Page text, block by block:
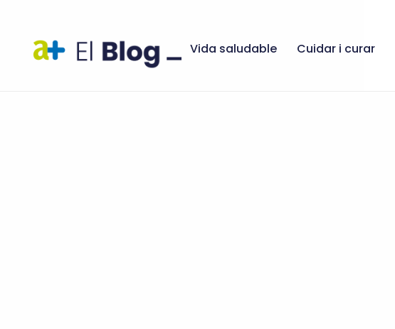
Vida saludable Cuidar i curar